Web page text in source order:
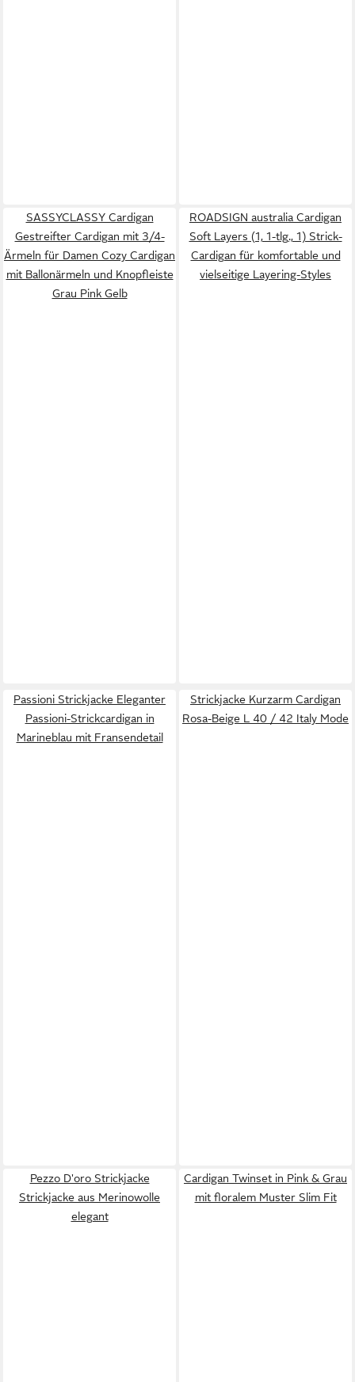
SASSYCLASSY Cardigan
Gestreifter Cardigan mit 3/4-
Ärmeln für Damen Cozy Cardigan
mit Ballonärmeln und Knopfleiste
Grau Pink Gelb
ROADSIGN australia Cardigan
Soft Layers (1, 1-tlg., 1) Strick-
Cardigan für komfortable und
vielseitige Layering-Styles
Passioni Strickjacke Eleganter
Passioni-Strickcardigan in
Marineblau mit Fransendetail
Strickjacke Kurzarm Cardigan
Rosa-Beige L 40 / 42 Italy Mode
Pezzo D'oro Strickjacke
Strickjacke aus Merinowolle
elegant
Cardigan Twinset in Pink & Grau
mit floralem Muster Slim Fit